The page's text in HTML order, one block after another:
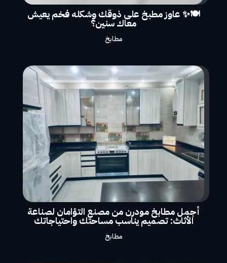
🍽️✨ عاوز مطبخ على ذوقك وشكله فخم يعيش
معاك سنين؟
مطابخ
أجمل مطابخ مودرن من مصنع التؤامان لصناعة
الأثاث: تصميم يناسب مساحتك واحتياجاتك
مطابخ